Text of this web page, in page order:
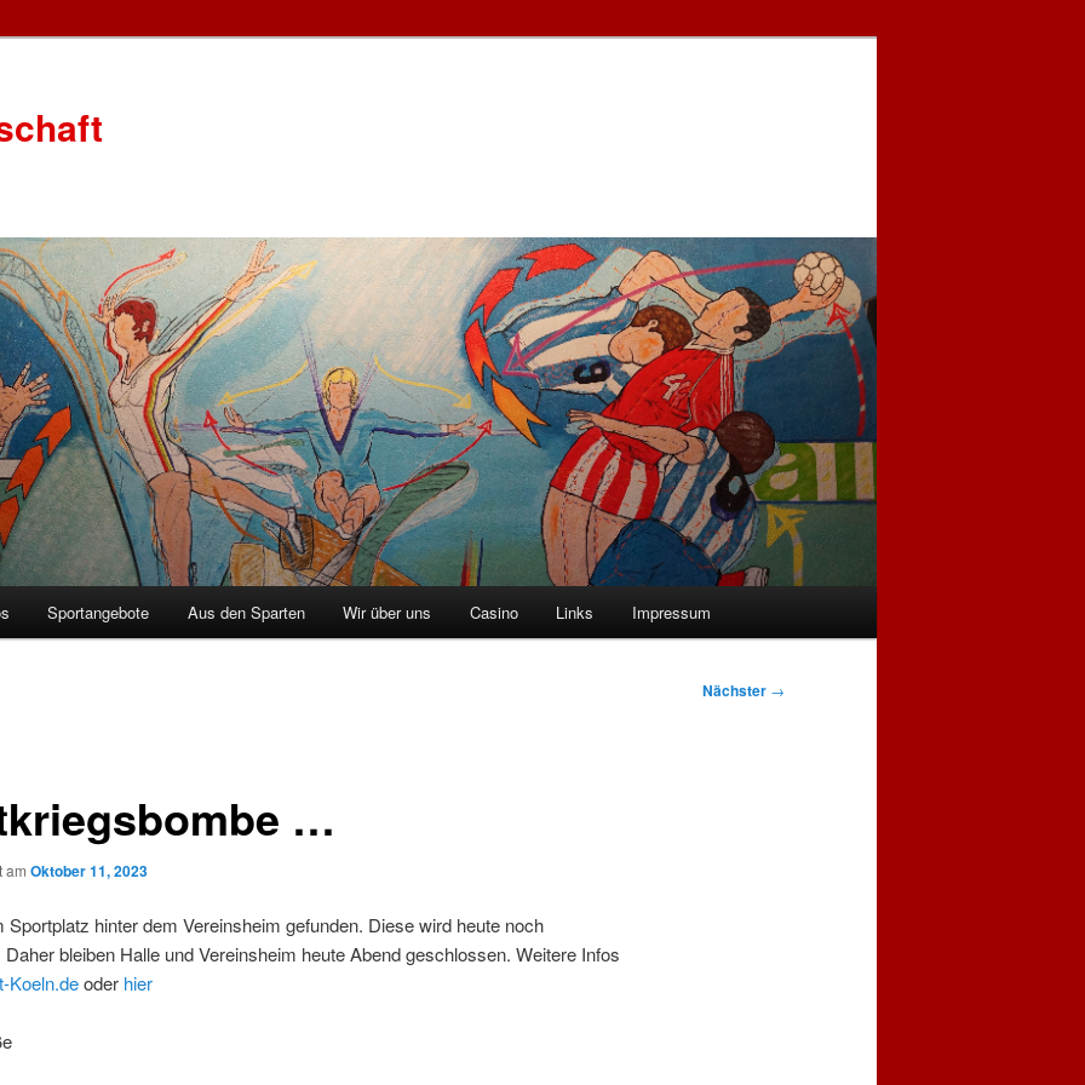
Sportangebote Aus den Sparten Wir über uns Casino Links Impressum
Nächster →
…
am Oktober 11, 2023
hinter dem Vereinsheim gefunden. Diese wird heute noch
bleiben Halle und Vereinsheim heute Abend geschlossen. Weitere Infos
Koeln.deoder hier